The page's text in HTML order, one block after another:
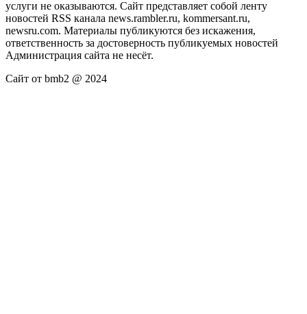
услуги не оказываются. Сайт представляет собой ленту
новостей RSS канала news.rambler.ru, kommersant.ru,
newsru.com. Материалы публикуются без искажения,
ответственность за достоверность публикуемых новостей
Администрация сайта не несёт.
Сайт от bmb2 @ 2024